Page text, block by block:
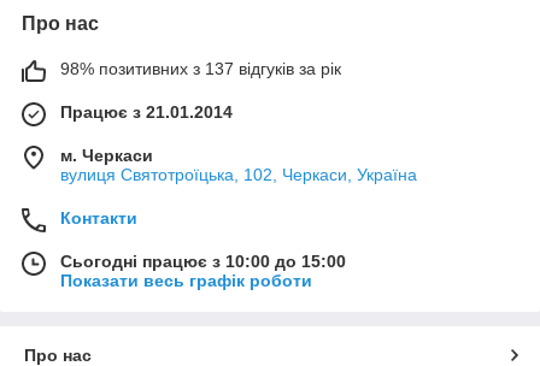
Про нас
98% позитивних з 137 відгуків за рік
Працює з 21.01.2014
м. Черкаси
вулиця Святотроїцька, 102, Черкаси, Україна
Контакти
Сьогодні працює з 10:00 до 15:00
Показати весь графік роботи
Про нас